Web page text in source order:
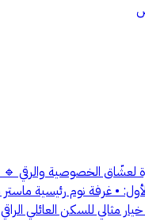
مثالي للسكن العائلي الراقي